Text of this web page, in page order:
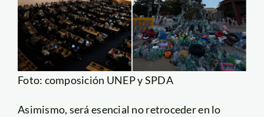
Foto: composición UNEP y SPDA
Asimismo, será esencial no retroceder en lo